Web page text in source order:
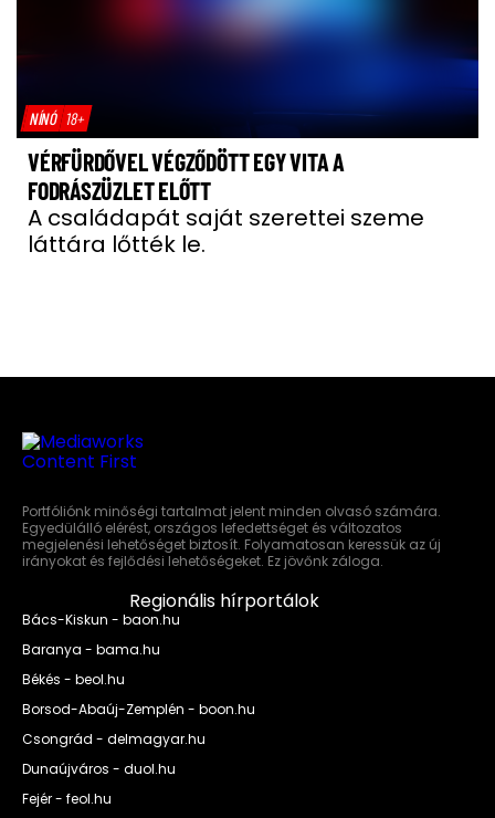
NÍNÓ 18+
VÉRFÜRDŐVEL VÉGZŐDÖTT EGY VITA A
FODRÁSZÜZLET ELŐTT
A családapát saját szerettei szeme
láttára lőtték le.
Portfóliónk minőségi tartalmat jelent minden olvasó számára.
Egyedülálló elérést, országos lefedettséget és változatos
megjelenési lehetőséget biztosít. Folyamatosan keressük az új
irányokat és fejlődési lehetőségeket. Ez jövőnk záloga.
Regionális hírportálok
Bács-Kiskun - baon.hu
Baranya - bama.hu
Békés - beol.hu
Borsod-Abaúj-Zemplén - boon.hu
Csongrád - delmagyar.hu
Dunaújváros - duol.hu
Fejér - feol.hu